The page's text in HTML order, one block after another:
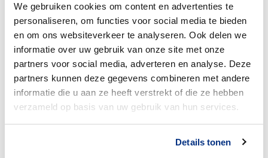
We gebruiken cookies om content en advertenties te
personaliseren, om functies voor social media te bieden
en om ons websiteverkeer te analyseren. Ook delen we
informatie over uw gebruik van onze site met onze
partners voor social media, adverteren en analyse. Deze
partners kunnen deze gegevens combineren met andere
informatie die u aan ze heeft verstrekt of die ze hebben
verzameld op basis van uw gebruik van hun services.
Details tonen
"Mon objectif principal est d'aller aux Jeux
paralympiques en 2024 à Paris. Mais pour cela,
il faut un certain nombre de points et j'essaie
de les obtenir, car ce serait vraiment
phénoménal dans ma nouvelle vie. Si je n'y
arrive pas en 2024, j'aurai peut-être une
chance d'y arriver en 2028. Nous verrons bien."
What doesn’t kill you makes you